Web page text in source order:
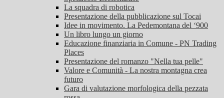
La squadra di robotica
Presentazione della pubblicazione sul Tocai
Idee in movimento. La Pedemontana del ‘900
Un libro lungo un giorno
Educazione finanziaria in Comune - PN Trading
Places
Presentazione del romanzo "Nella tua pelle"
Valore e Comunità - La nostra montagna crea
futuro
Gara di valutazione morfologica della pezzata